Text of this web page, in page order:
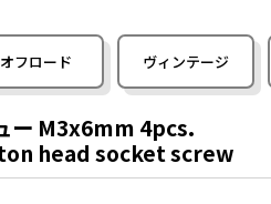
オフロード ヴィンテージ
ー M3x6mm 4pcs.
head socket screw